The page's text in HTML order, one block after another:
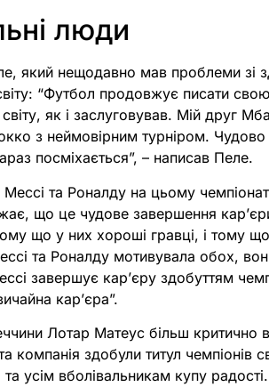
люди
який нещодавно мав проблеми зі
“Футбол продовжує писати
як і заслуговував. Мій друг
з неймовірним турніром.
посміхається”, – написав Пеле.
та Роналду на цьому
що це чудове завершення
що у них хороші гравці, і тому
та Роналду мотивувала обох,
завершує кар’єру здобуттям
кар’єра”.
Лотар Матеус більш критично
здобули титул чемпіонів
усім вболівальникам купу